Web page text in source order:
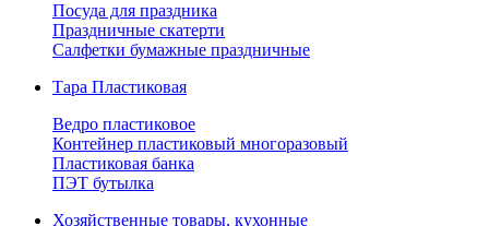
Посуда для праздника
Праздничные скатерти
Салфетки бумажные праздничные
Тара Пластиковая
Ведро пластиковое
Контейнер пластиковый многоразовый
Пластиковая банка
ПЭТ бутылка
Хозяйственные товары, кухонные